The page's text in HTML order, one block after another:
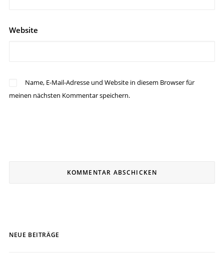
Website
Name, E-Mail-Adresse und Website in diesem Browser für
meinen nächsten Kommentar speichern.
NEUE BEITRÄGE